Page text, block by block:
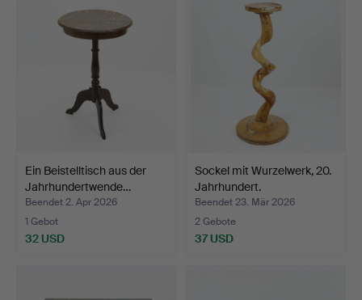
Ein Beistelltisch aus der
Jahrhundertwende…
Beendet 2. Apr 2026
1 Gebot
32 USD
Sockel mit Wurzelwerk, 20.
Jahrhundert.
Beendet 23. Mär 2026
2 Gebote
37 USD